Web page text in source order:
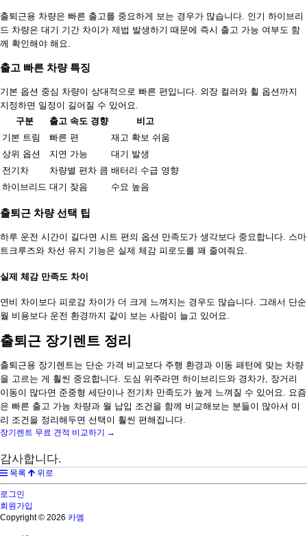
출퇴근용 차량은 빠른 출고를 중요하게 보는 경우가 많습니다. 인기 하이브리
드 차량은 대기 기간 차이가 제법 발생하기 때문에 즉시 출고 가능 여부도 함
께 확인해야 해요.
출고 빠른 차량 특징
기본 옵션 중심 차량이 상대적으로 빠른 편입니다. 외장 컬러와 휠 옵션까지
지정하면 일정이 길어질 수 있어요.
구분
출고 속도 경향
비고
기본 트림
빠른 편
재고 확보 쉬움
상위 옵션
지연 가능
대기 발생
전기차
차량별 편차 큼 배터리 수급 영향
하이브리드 대기 잦음 수요 높음
출퇴근 차량 선택 팁
하루 운전 시간이 길다면 시트 편의 옵션 만족도가 생각보다 중요합니다. 스마
트크루즈와 차선 유지 기능은 실제 체감 피로도를 꽤 줄여줘요.
실제 체감 만족도 차이
연비 차이보다 피로감 차이가 더 크게 느껴지는 경우도 많습니다. 그래서 단순
월 비용보다 운전 환경까지 같이 보는 사람이 늘고 있어요.
출퇴근 장기렌트 정리
출퇴근용 장기렌트는 단순 가격 비교보다 주행 환경과 이동 패턴에 맞는 차량
을 고르는 게 훨씬 중요합니다. 도심 위주라면 하이브리드와 경차가, 장거리
이동이 많다면 준중형 세단이나 전기차 만족도가 높게 느껴질 수 있어요. 요즘
은 빠른 출고 가능 차량과 월 납입 조건을 함께 비교해보는 분들이 많아서 미
리 조건을 정리해두면 선택이 훨씬 편해집니다.
장기렌트 무료 견적 비교하기 →
감사합니다.
목록 위로
로그인
회원가입
Copyright © 2026 카엠